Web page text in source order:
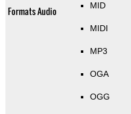
Formats Audio MID
MIDI
MP3
OGA
OGG